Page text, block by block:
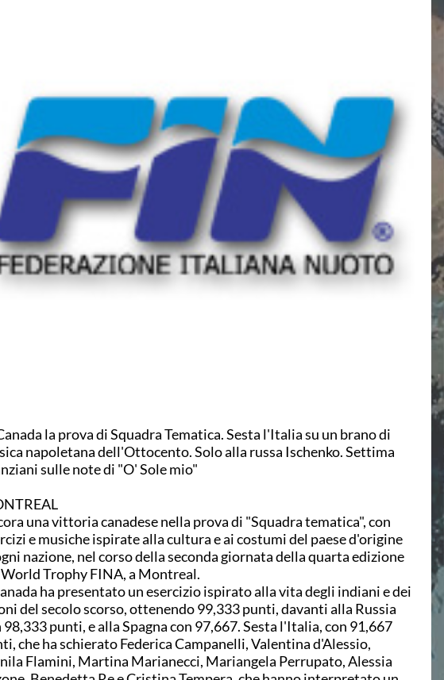
la prova di Squadra Tematica. Sesta l'Italia su un brano di
napoletana dell'Ottocento. Solo alla russa Ischenko. Settima
sulle note di "O' Sole mio"
una vittoria canadese nella prova di "Squadra tematica", con
e musiche ispirate alla cultura e ai costumi del paese d'origine
nazione, nel corso della seconda giornata della quarta edizione
Trophy FINA, a Montreal.
ha presentato un esercizio ispirato alla vita degli indiani e dei
del secolo scorso, ottenendo 99,333 punti, davanti alla Russia
98,333 punti, e alla Spagna con 97,667. Sesta l'Italia, con 91,667
che ha schierato Federica Campanelli, Valentina d'Alessio,
Flamini, Martina Marianecci, Mariangela Perrupato, Alessia